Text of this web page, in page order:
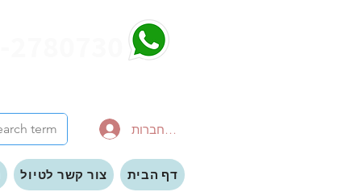
להתחברות
דף הבית צור קשר לטיול